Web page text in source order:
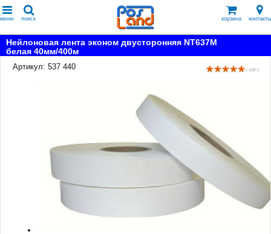
меню поиск корзина контакты
Нейлоновая лента эконом двусторонняя NT637M
белая 40мм/400м
Артикул: 537 440
( 135 )